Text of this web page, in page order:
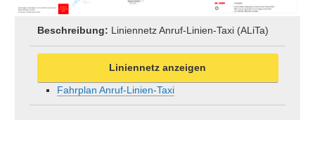
Beschreibung: Liniennetz Anruf-Linien-Taxi (ALiTa)
Liniennetz anzeigen
Fahrplan Anruf-Linien-Taxi